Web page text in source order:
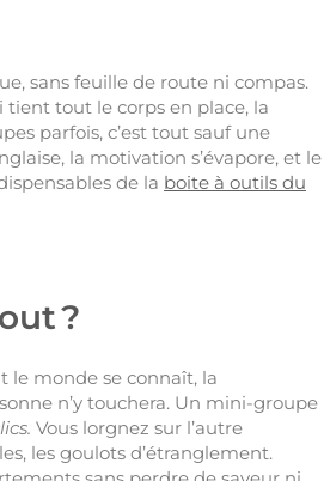
sans feuille de route ni compas.
tient tout le corps en place, la
parfois, c’est tout sauf une
la motivation s’évapore, et le
de la boite à outils du
?
le monde se connaît, la
n’y touchera. Un mini-groupe
Vous lorgnez sur l’autre
les goulots d’étranglement.